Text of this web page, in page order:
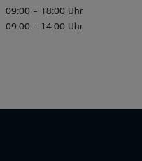
09:00 - 18:00 Uhr
09:00 - 14:00 Uhr